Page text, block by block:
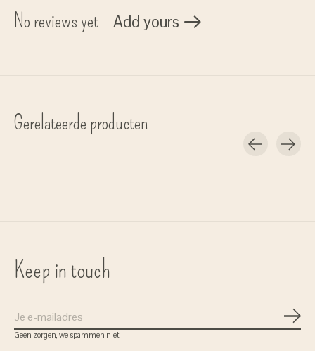
No reviews yet Add yours
Gerelateerde producten
Keep in touch
Geen zorgen, we spammen niet